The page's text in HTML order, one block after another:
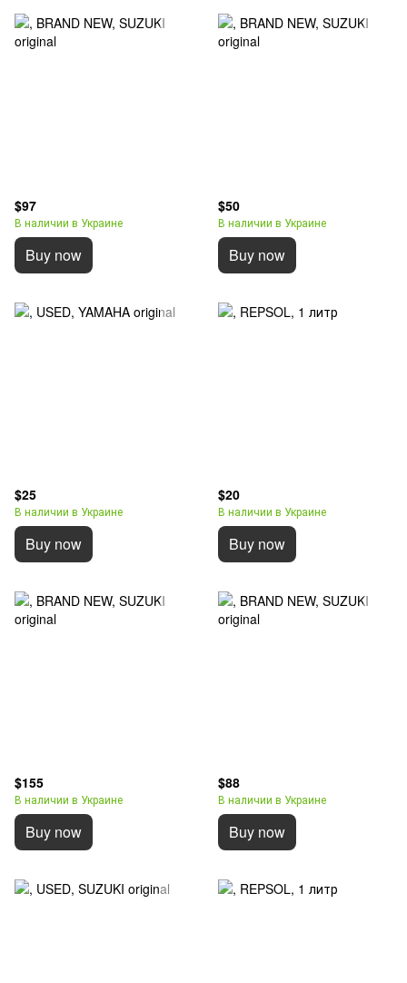
$97
В наличии в Украине
Buy now
$50
В наличии в Украине
Buy now
$25
В наличии в Украине
Buy now
$20
В наличии в Украине
Buy now
$155
В наличии в Украине
Buy now
$88
В наличии в Украине
Buy now